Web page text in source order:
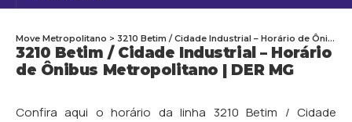
3210 Betim / Cidade Industrial – Horário
de Ônibus Metropolitano | DER MG
Move Metropolitano > 3210 Betim / Cidade Industrial – Horário de Ônibus Metropolitano | DER MG
Confira aqui o horário da linha 3210 Betim / Cidade